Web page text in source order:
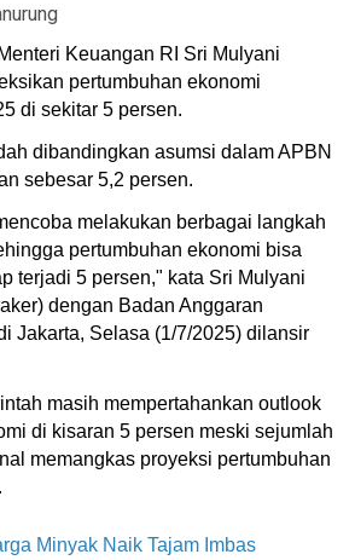
Keuangan RI Sri Mulyani
pertumbuhan ekonomi
di sekitar 5 persen.
dibandingkan asumsi dalam APBN
sebesar 5,2 persen.
melakukan berbagai langkah
pertumbuhan ekonomi bisa
terjadi 5 persen," kata Sri Mulyani
dengan Badan Anggaran
Jakarta, Selasa (1/7/2025) dilansir
masih mempertahankan outlook
di kisaran 5 persen meski sejumlah
memangkas proyeksi pertumbuhan
Minyak Naik Tajam Imbas